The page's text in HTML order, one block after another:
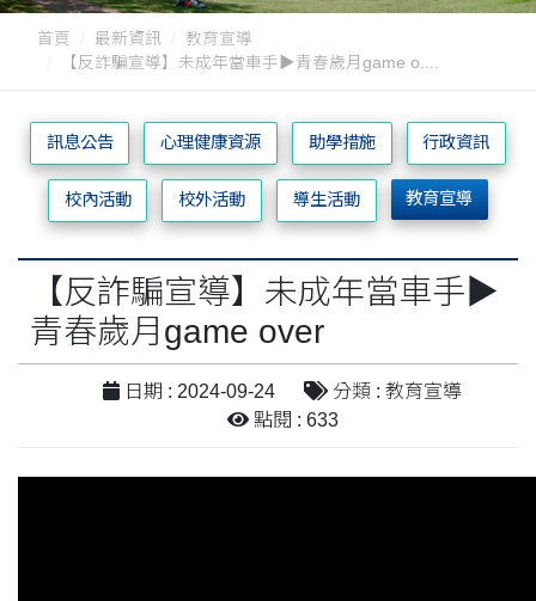
首頁 最新資訊
教育宣導
【反詐騙宣導】未成年當車手▶青春歲月game o....
訊息公告 心理健康資源 助學措施 行政資訊
校內活動 校外活動 導生活動 教育宣導
【反詐騙宣導】未成年當車手▶
青春歲月game over
日期 : 2024-09-24
分類 : 教育宣導
點閱 : 633